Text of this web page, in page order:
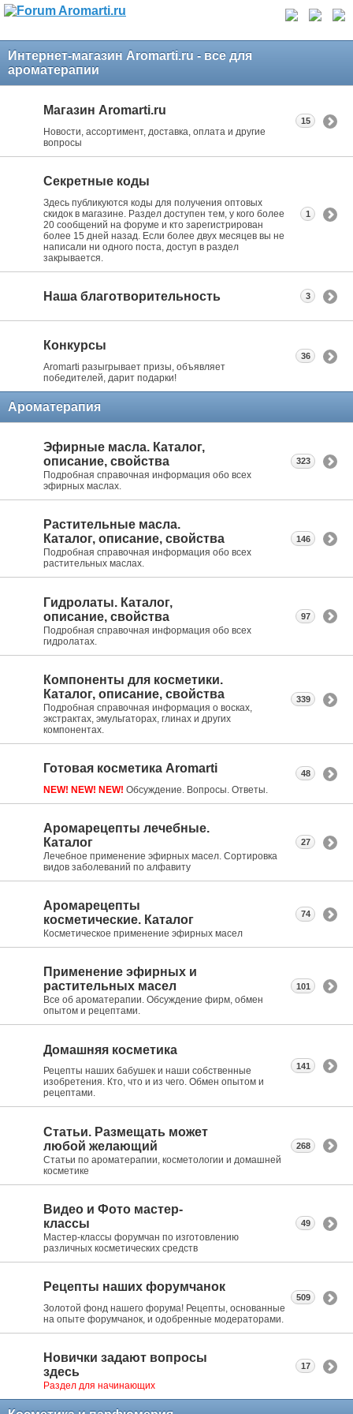
Интернет-магазин Aromarti.ru - все для
ароматерапии
Магазин Aromarti.ru
Новости, ассортимент, доставка, оплата и другие
вопросы
15
Секретные коды
Здесь публикуются коды для получения оптовых
скидок в магазине. Раздел доступен тем, у кого более
20 сообщений на форуме и кто зарегистрирован
более 15 дней назад. Если более двух месяцев вы не
написали ни одного поста, доступ в раздел
закрывается.
1
Наша благотворительность 3
Конкурсы
Aromarti разыгрывает призы, объявляет
победителей, дарит подарки!
36
Ароматерапия
Эфирные масла. Каталог,
описание, свойства
Подробная справочная информация обо всех
эфирных маслах.
323
Растительные масла.
Каталог, описание, свойства
Подробная справочная информация обо всех
растительных маслах.
146
Гидролаты. Каталог,
описание, свойства
Подробная справочная информация обо всех
гидролатах.
97
Компоненты для косметики.
Каталог, описание, свойства
Подробная справочная информация о восках,
экстрактах, эмульгаторах, глинах и других
компонентах.
339
Готовая косметика Aromarti
NEW! NEW! NEW! Обсуждение. Вопросы. Ответы.
48
Аромарецепты лечебные.
Каталог
Лечебное применение эфирных масел. Сортировка
видов заболеваний по алфавиту
27
Аромарецепты
косметические. Каталог
Косметическое применение эфирных масел
74
Применение эфирных и
растительных масел
Все об ароматерапии. Обсуждение фирм, обмен
опытом и рецептами.
101
Домашняя косметика
Рецепты наших бабушек и наши собственные
изобретения. Кто, что и из чего. Обмен опытом и
рецептами.
141
Статьи. Размещать может
любой желающий
Статьи по ароматерапии, косметологии и домашней
косметике
268
Видео и Фото мастер-
классы
Мастер-классы форумчан по изготовлению
различных косметических средств
49
Рецепты наших форумчанок
Золотой фонд нашего форума! Рецепты, основанные
на опыте форумчанок, и одобренные модераторами.
509
Новички задают вопросы
здесь
Раздел для начинающих
17